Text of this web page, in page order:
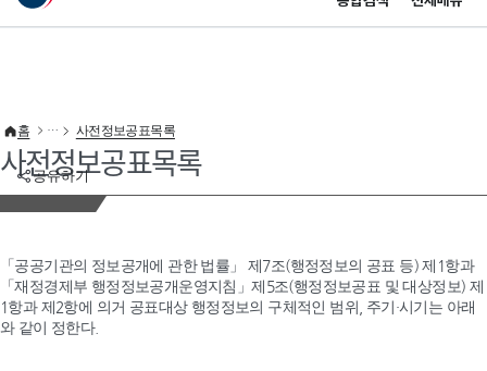
이 누리집은 대한민국 공식 전자정부 누리집입니다.
공유하기
홈 사전정보공표목록
사전정보공표목록
「공공기관의 정보공개에 관한 법률」 제7조(행정정보의 공표 등) 제1항과
「재정경제부 행정정보공개운영지침」제5조(행정정보공표 및 대상정보) 제
1항과 제2항에 의거 공표대상 행정정보의 구체적인 범위, 주기·시기는 아래
와 같이 정한다.